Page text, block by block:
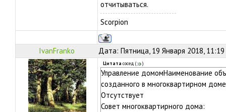
отчитываться.
Scorpion
IvanFranko Дата: Пятница, 19 Января 2018,
Цитата сосед ( )
Управление домомНаименование
созданного в многоквартирном
Oтсутствует
Совет многоквартирного дома: